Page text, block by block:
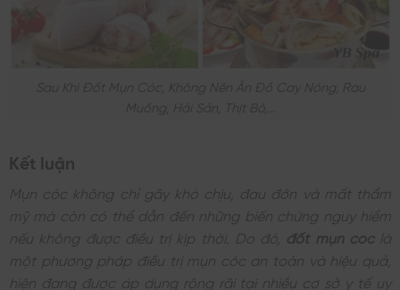
Sau Khi Đốt Mụn Cóc, Không Nên Ăn Đồ Cay Nóng, Rau
Muống, Hải Sản, Thịt Bò,…
Kết luận
Mụn cóc không chỉ gây khó chịu, đau đớn và mất thẩm
mỹ mà còn có thể dẫn đến những biến chứng nguy hiểm
nếu không được điều trị kịp thời. Do đó,
đốt mụn cóclà
một phương pháp điều trị mụn cóc an toàn và hiệu quả,
hiện đang được áp dụng rộng rãi tại nhiều cơ sở y tế uy